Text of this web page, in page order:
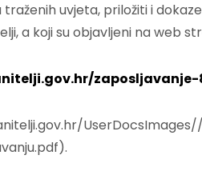
traženih uvjeta, priložiti i
a koji su objavljeni na web
zaposljavanje-
UserDocsImages//